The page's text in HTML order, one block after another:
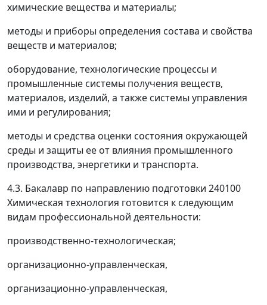
химические вещества и материалы;
методы и приборы определения состава и свойства
веществ и материалов;
оборудование, технологические процессы и
промышленные системы получения веществ,
материалов, изделий, а также системы управления
ими и регулирования;
методы и средства оценки состояния окружающей
среды и защиты ее от влияния промышленного
производства, энергетики и транспорта.
4.3. Бакалавр по направлению подготовки 240100
Химическая технология готовится к следующим
видам профессиональной деятельности:
производственно-технологическая;
организационно-управленческая,
организационно-управленческая,